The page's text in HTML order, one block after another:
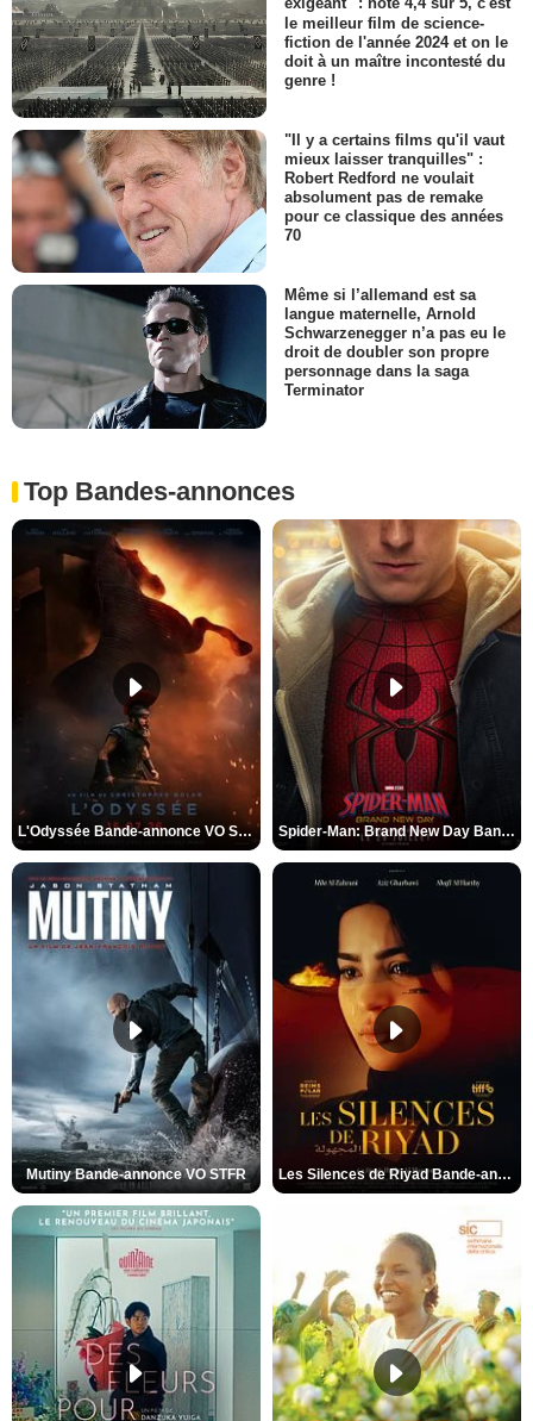
exigeant" : noté 4,4 sur 5, c'est
le meilleur film de science-
fiction de l'année 2024 et on le
doit à un maître incontesté du
genre !
"Il y a certains films qu'il vaut
mieux laisser tranquilles" :
Robert Redford ne voulait
absolument pas de remake
pour ce classique des années
70
Même si l’allemand est sa
langue maternelle, Arnold
Schwarzenegger n’a pas eu le
droit de doubler son propre
personnage dans la saga
Terminator
Top Bandes-annonces
L'Odyssée Bande-annonce VO STFR Spider-Man: Brand New Day Bande-annonce VO STFR
Mutiny Bande-annonce VO STFR Les Silences de Riyad Bande-annonce VO STFR